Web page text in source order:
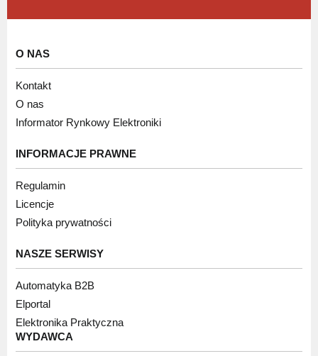
O NAS
Kontakt
O nas
Informator Rynkowy Elektroniki
INFORMACJE PRAWNE
Regulamin
Licencje
Polityka prywatności
NASZE SERWISY
Automatyka B2B
Elportal
Elektronika Praktyczna
WYDAWCA